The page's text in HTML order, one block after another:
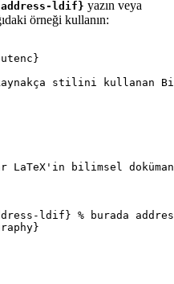
ldif} yazın veya
örneği kullanın:
}
stilini kullanan
LaTeX'in bilimsel
ldif} % burada